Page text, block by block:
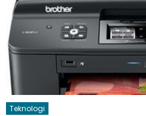
Teknologi